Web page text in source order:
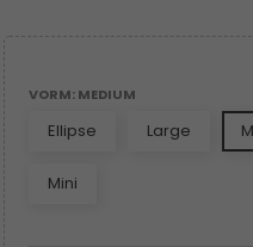
VORM: MEDIUM
Ellipse Large
Mini